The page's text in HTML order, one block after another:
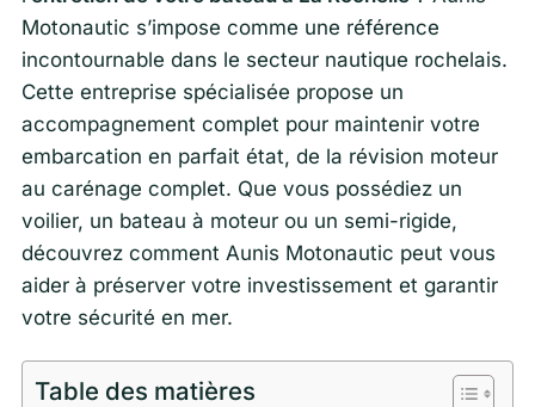
Motonautic s’impose comme une référence
incontournable dans le secteur nautique rochelais.
Cette entreprise spécialisée propose un
accompagnement complet pour maintenir votre
embarcation en parfait état, de la révision moteur
au carénage complet. Que vous possédiez un
voilier, un bateau à moteur ou un semi-rigide,
découvrez comment Aunis Motonautic peut vous
aider à préserver votre investissement et garantir
votre sécurité en mer.
Table des matières